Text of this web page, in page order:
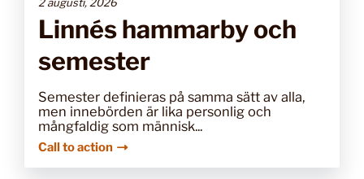
Linnés hammarby och
semester
Semester definieras på samma sätt av alla,
men innebörden är lika personlig och
mångfaldig som människ...
Call to action